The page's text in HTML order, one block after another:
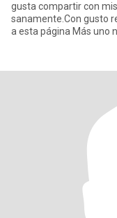
gusta compartir con
sanamente.Con gusto
a esta página Más uno